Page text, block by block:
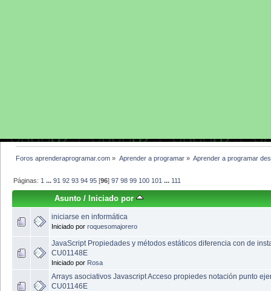
Foros aprenderaprogramar.com » Aprender a programar» Aprender a programar
Páginas: 1 ...91 92 93 94 95 [96]97 98 99 100 101 ... 111
Asunto /Iniciado por
iniciarse en informática
Iniciado por roquesomajorero
JavaScript Propiedades y métodos estáticos diferencia con de
CU01148E
Iniciado por Rosa
Arrays asociativos Javascript Acceso propiedes notación punto
CU01146E